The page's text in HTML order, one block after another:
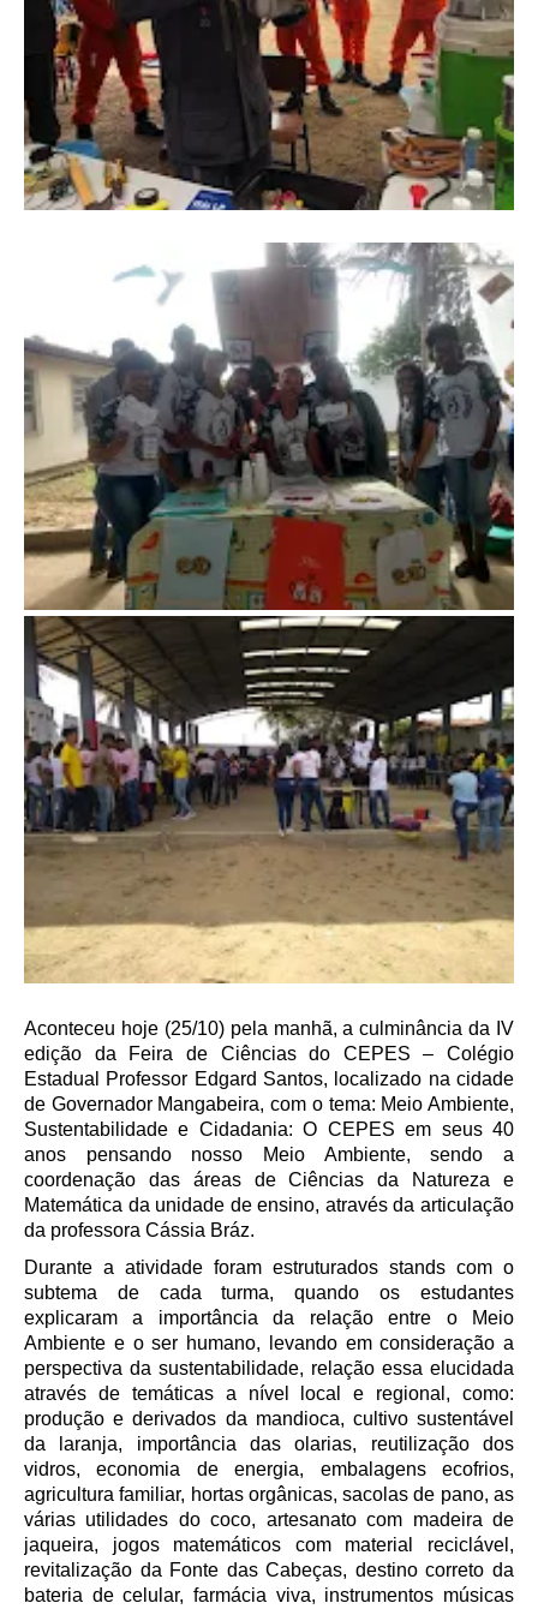
Aconteceu hoje (25/10) pela manhã, a culminância da IV
edição da Feira de Ciências do CEPES – Colégio
Estadual Professor Edgard Santos, localizado na cidade
de Governador Mangabeira, com o tema: Meio Ambiente,
Sustentabilidade e Cidadania: O CEPES em seus 40
anos pensando nosso Meio Ambiente,sendo a
coordenação das áreas de Ciências da Natureza e
Matemática da unidade de ensino, através da articulação
da professora Cássia Bráz.
Durante a atividade foram estruturados stands com o
subtema de cada turma, quando os estudantes
explicaram a importância da relação entre o Meio
Ambiente e o ser humano, levando em consideração a
perspectiva da sustentabilidade, relação essa elucidada
através de temáticas a nível local e regional, como:
produção e derivados da mandioca, cultivo sustentável
da laranja, importância das olarias, reutilização dos
vidros, economia de energia, embalagens ecofrios,
agricultura familiar, hortas orgânicas, sacolas de pano, as
várias utilidades do coco, artesanato com madeira de
jaqueira, jogos matemáticos com material reciclável,
revitalização da Fonte das Cabeças, destino correto da
bateria de celular, farmácia viva, instrumentos músicas